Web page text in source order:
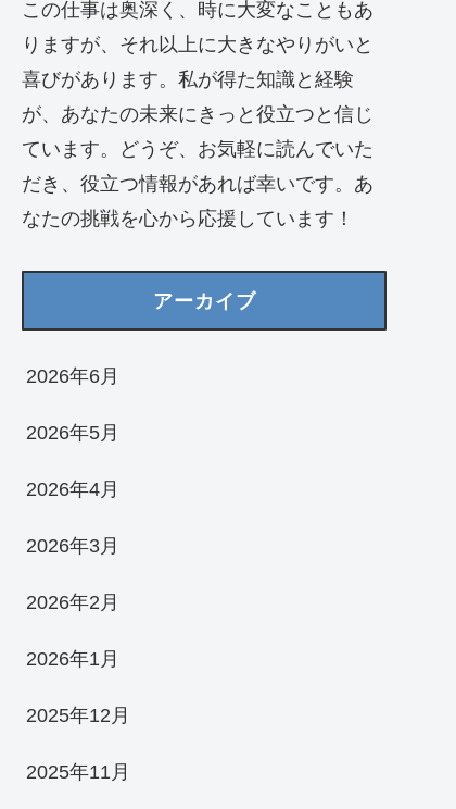
この仕事は奥深く、時に大変なこともあ
りますが、それ以上に大きなやりがいと
喜びがあります。私が得た知識と経験
が、あなたの未来にきっと役立つと信じ
ています。どうぞ、お気軽に読んでいた
だき、役立つ情報があれば幸いです。あ
なたの挑戦を心から応援しています！
アーカイブ
2026年6月
2026年5月
2026年4月
2026年3月
2026年2月
2026年1月
2025年12月
2025年11月